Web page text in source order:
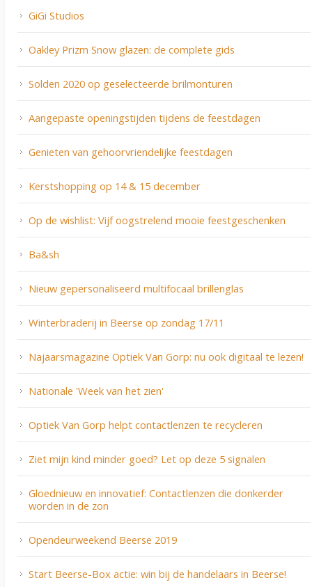
GiGi Studios
Oakley Prizm Snow glazen: de complete gids
Solden 2020 op geselecteerde brilmonturen
Aangepaste openingstijden tijdens de feestdagen
Genieten van gehoorvriendelijke feestdagen
Kerstshopping op 14 & 15 december
Op de wishlist: Vijf oogstrelend mooie feestgeschenken
Ba&sh
Nieuw gepersonaliseerd multifocaal brillenglas
Winterbraderij in Beerse op zondag 17/11
Najaarsmagazine Optiek Van Gorp: nu ook digitaal te lezen!
Nationale 'Week van het zien'
Optiek Van Gorp helpt contactlenzen te recycleren
Ziet mijn kind minder goed? Let op deze 5 signalen
Gloednieuw en innovatief: Contactlenzen die donkerder
worden in de zon
Opendeurweekend Beerse 2019
Start Beerse-Box actie: win bij de handelaars in Beerse!